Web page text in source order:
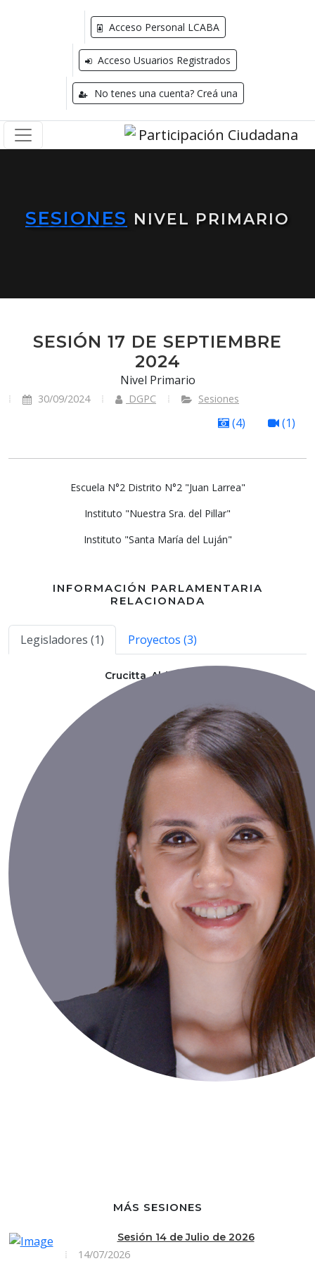
Acceso Personal LCABA
Acceso Usuarios Registrados
No tenes una cuenta? Creá una
SESIONES NIVEL PRIMARIO
SESIÓN 17 DE SEPTIEMBRE
2024
Nivel Primario
30/09/2024 DGPC Sesiones
(4)
(1)
Escuela N°2 Distrito N°2 "Juan Larrea"
Instituto "Nuestra Sra. del Pillar"
Instituto "Santa María del Luján"
INFORMACIÓN PARLAMENTARIA
RELACIONADA
Legisladores (1) Proyectos (3)
Crucitta, Aldana Belén
MÁS SESIONES
Sesión 14 de Julio de 2026
14/07/2026